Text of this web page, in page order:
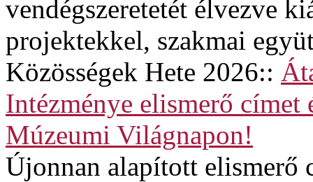
vendégszeretetét élvezve
projektekkel, szakmai
Közösségek Hete 2026::
Intézménye elismerő címet
Múzeumi Világnapon!
Újonnan alapított elismerő